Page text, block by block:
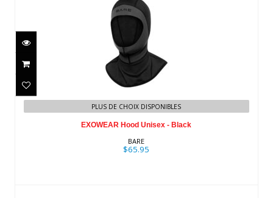
EXOWEAR Hood Unisex - Black
$65.95
PLUS DE CHOIX DISPONIBLES
EXOWEAR Hood Unisex - Black
BARE
$65.95